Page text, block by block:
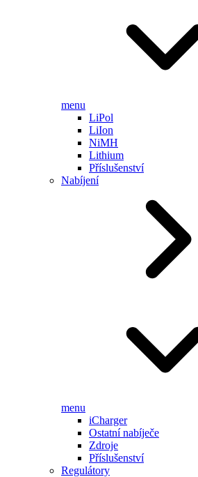
menu
LiPol
LiIon
NiMH
Lithium
Příslušenství
Nabíjení
menu
iCharger
Ostatní nabíječe
Zdroje
Příslušenství
Regulátory